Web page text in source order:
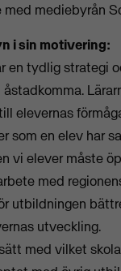
med mediebyrån
i sin motivering:
en tydlig strategi
elevernas
som en elev har
vi elever måste
med
utbildningen
utveckling.
med vilket